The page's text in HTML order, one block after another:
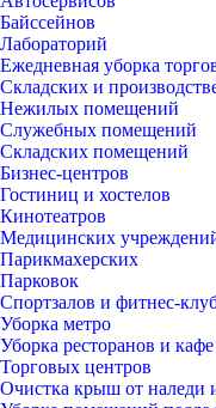
Байссейнов
Лабораторий
Ежедневная уборка
Складских и
Нежилых помещений
Служебных помещений
Складских помещений
Бизнес-центров
Гостиниц и хостелов
Кинотеатров
Медицинских
Парикмахерских
Парковок
Спортзалов и фитнес-
Уборка метро
Уборка ресторанов и кафе
Торговых центров
Очистка крыш от наледи